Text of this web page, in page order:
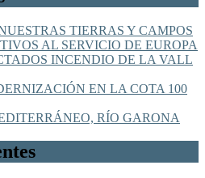
TIERRAS Y CAMPOS
AL SERVICIO DE EUROPA
INCENDIO DE LA VALL
EN LA COTA 100
RÍO GARONA